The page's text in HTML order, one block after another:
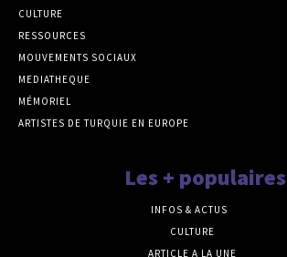
CULTURE
RESSOURCES
MOUVEMENTS SOCIAUX
MEDIATHEQUE
MÉMORIEL
ARTISTES DE TURQUIE EN EUROPE
Les + populaires
INFOS & ACTUS
CULTURE
ARTICLE A LA UNE